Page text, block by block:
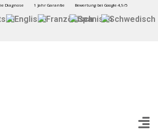
Diagnose 1 Jahr Garantie Bewertung bei Google 4,9/5